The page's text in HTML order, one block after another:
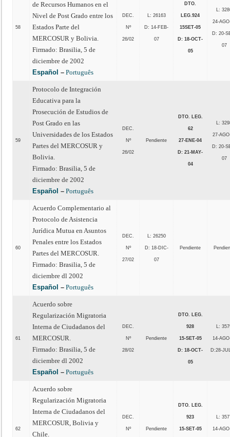
58
de Recursos Humanos en el
Nivel de Post Grado entre los
Estados Parte del
MERCOSUR y Bolivia.
Firmado: Brasilia, 5 de
diciembre de 2002
Español – Português
DEC.
Nº
26/02
L: 26163
D: 14-FEB-
07
DTO.
LEG.924
15SET-05
D: 18-OCT-
05
L:
24-
D: 20-
07
59
Protocolo de Integración
Educativa para la
Prosecución de Estudios de
Post Grado en las
Universidades de los Estados
Partes del MERCOSUR y
Bolivia.
Firmado: Brasilia, 5 de
diciembre de 2002
Español – Português
DEC.
Nº
26/02
Pendiente
DTO. LEG.
62
27-ENE-04
D: 21-MAY-
04
L:
27-
D: 20-
07
60
Acuerdo Complementario al
Protocolo de Asistencia
Jurídica Mutua en Asuntos
Penales entre los Estados
Partes del MERCOSUR.
Firmado: Brasilia, 5 de
diciembre dl 2002
Español – Português
DEC.
Nº
27/02
L: 26250
D: 18-DIC-
07
Pendiente
61
Acuerdo sobre
Regularización Migratoria
Interna de Ciudadanos del
MERCOSUR.
Firmado: Brasilia, 5 de
diciembre dl 2002
Español – Português
DEC.
Nº
28/02
Pendiente
DTO. LEG.
928
15-SET-05
D: 18-OCT-
05
L:
14-
D:28-
62
Acuerdo sobre
Regularización Migratoria
Interna de Ciudadanos del
MERCOSUR, Bolivia y
Chile.
DEC.
Nº Pendiente
DTO. LEG.
923
15-SET-05
L:
14-